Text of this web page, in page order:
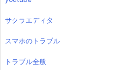
サクラエディタ
スマホのトラブル
トラブル全般